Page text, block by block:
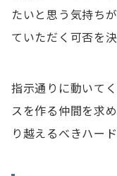
たいと思う気持ち
ていただく可否を
指示通りに動いて
スを作る仲間を求
り越えるべきハー